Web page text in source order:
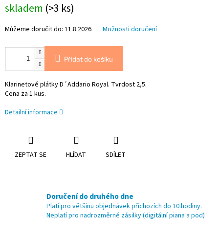
cena:
skladem (>3 ks)
Můžeme doručit do: 11.8.2026 Možnosti doručení
Přidat do košíku
Klarinetové plátky D´Addario Royal. Tvrdost 2,5.
Cena za 1 kus.
Detailní informace
ZEPTAT SE HLÍDAT SDÍLET
Doručení do druhého dne
Platí pro většinu objednávek příchozích do 10.hodiny.
Neplatí pro nadrozměrné zásilky (digitální piana a pod)